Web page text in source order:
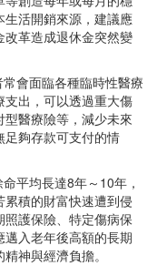
活開銷來源，建議應
革造成退休金突然變
會面臨各種臨時性醫療
出，可以透過重大傷
醫療險等，減少未來
夠存款可支付的情
平均長達8年～10年，
積的財富快速遭到侵
護保險、特定傷病保
入老年後高額的長期
神與經濟負擔。